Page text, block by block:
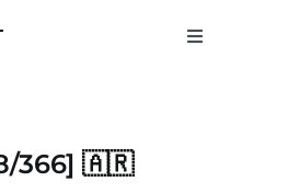
Toggle
366] 🇦🇷